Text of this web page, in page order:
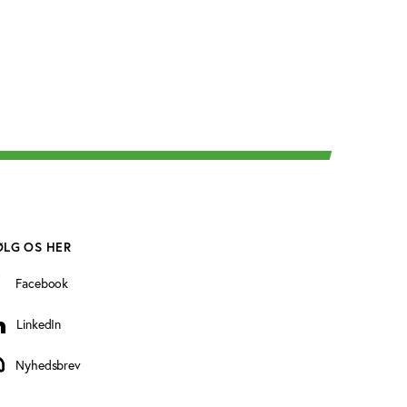
OS HER
Facebook
LinkedIn
Nyhedsbrev